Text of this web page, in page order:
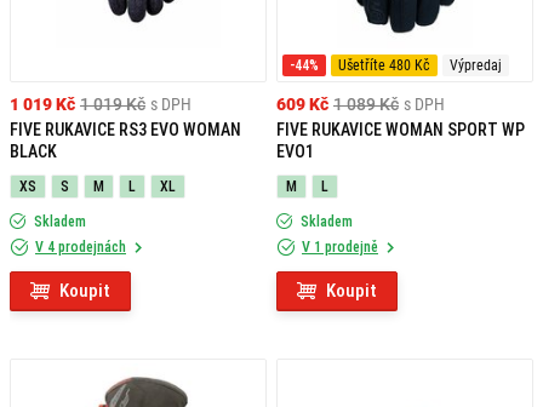
1 019 Kč
1 019 Kč
s DPH
FIVE RUKAVICE RS3 EVO WOMAN
BLACK
XS S M L XL
Skladem
V 4 prodejnách
Koupit
-44% Ušetříte 480 Kč Výpredaj
1 089 Kč
609 Kč
s DPH
FIVE RUKAVICE WOMAN SPORT WP
EVO1
M L
Skladem
V 1 prodejně
Koupit